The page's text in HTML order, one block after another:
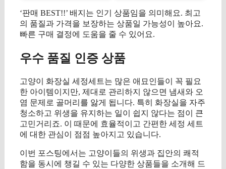
‘판매 BEST!!’ 배지는 인기 상품임을 의미해요. 최고
의 품질과 가격을 보장하는 상품일 가능성이 높아요.
빠른 구매 결정에 도움을 줄 수 있어요.
우수 품질 인증 상품
고양이 화장실 세정세트는 많은 애묘인들이 꼭 필요
한 아이템이지만, 제대로 관리하지 않으면 냄새와 오
염 문제로 골머리를 앓게 됩니다. 특히 화장실을 자주
청소하고 위생을 유지하는 일이 쉽지 않다는 점이 큰
고민거리죠. 이 때문에 효율적이고 간편한 세정 세트
에 대한 관심이 점점 높아지고 있습니다.
이번 포스팅에서는 고양이들의 위생과 집안의 쾌적
함을 동시에 챙길 수 있는 다양한 상품들을 소개해 드